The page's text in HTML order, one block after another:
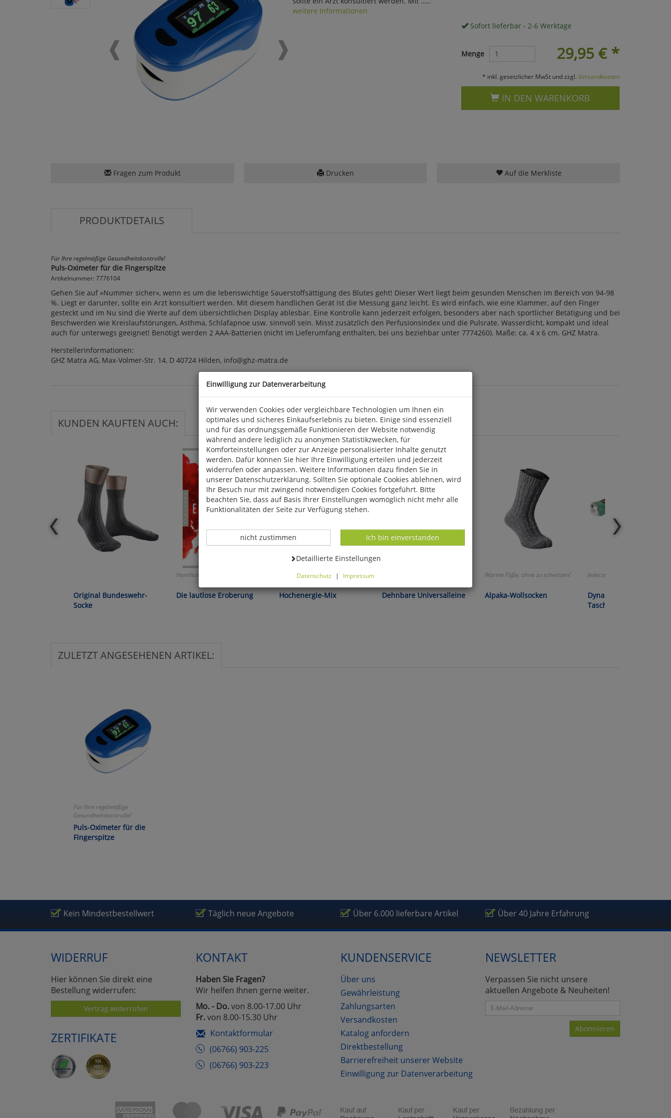
weitere Informationen
Sofort lieferbar - 2-6 Werktage
29,95 €*
Menge
* inkl. gesetzlicher MwSt und zzgl. Versandkosten
IN DEN WARENKORB
Fragen zum Produkt Drucken Auf die Merkliste
PRODUKTDETAILS
Für Ihre regelmäßige Gesundheitskontrolle!
Puls-Oximeter für die Fingerspitze
Artikelnummer: 7776104
Gehen Sie auf »Nummer sicher«, wenn es um die lebenswichtige Sauerstoffsättigung des Blutes geht! Dieser Wert liegt beim gesunden Menschen im Bereich von 94-98
%. Liegt er darunter, sollte ein Arzt konsultiert werden. Mit diesem handlichen Gerät ist die Messung ganz leicht. Es wird einfach, wie eine Klammer, auf den Finger
gesteckt und im Nu sind die Werte auf dem übersichtlichen Display ablesbar. Eine Kontrolle kann jederzeit erfolgen, besonders aber nach sportlicher Betätigung und bei
Beschwerden wie Kreislaufstörungen, Asthma, Schlafapnoe usw. sinnvoll sein. Misst zusätzlich den Perfusionsindex und die Pulsrate. Wasserdicht, kompakt und ideal
auch für unterwegs geeignet! Benötigt werden 2 AAA-Batterien (nicht im Lieferumfang enthalten, bei uns beziehbar unter 7774260). Maße: ca. 4 x 6 cm. GHZ Matra.
Herstellerinformationen:
GHZ Matra AG, Max-Volmer-Str. 14, D 40724 Hilden, info@ghz-matra.de
KUNDEN KAUFTEN AUCH:
Original Bundeswehr-
Socke
Hamilton/Ohlberg:
Die lautlose Eroberung
Jetzt schalenfrei!
Hochenergie-Mix Dehnbare Universalleine
Warme Füße, ohne zu schwitzen!
Alpaka-Wollsocken
Jederzeit einsatzbereit!
Dynamo-Solar-
Taschenlampe
ZULETZT ANGESEHENEN ARTIKEL:
Für Ihre regelmäßige
Gesundheitskontrolle!
Puls-Oximeter für die
Fingerspitze
Kein Mindestbestellwert Täglich neue Angebote Über 6.000 lieferbare Artikel Über 40 Jahre Erfahrung
WIDERRUF
Hier können Sie direkt eine
Bestellung widerrufen:
Vertrag widerrufen
ZERTIFIKATE
KONTAKT
Haben Sie Fragen?
Wir helfen Ihnen gerne weiter.
Mo. - Do.von 8.00-17.00 Uhr
Fr.von 8.00-15.30 Uhr
Kontaktformular
(06766) 903-225
(06766) 903-223
KUNDENSERVICE
Über uns
Gewährleistung
Zahlungsarten
Versandkosten
Katalog anfordern
Direktbestellung
Barrierefreiheit unserer Website
Einwilligung zur Datenverarbeitung
NEWSLETTER
Verpassen Sie nicht unsere
aktuellen Angebote & Neuheiten!
Abonnieren
Einwilligung zur Datenverarbeitung
Wir verwenden Cookies oder vergleichbare Technologien um Ihnen ein
optimales und sicheres Einkaufserlebnis zu bieten. Einige sind essenziell
und für das ordnungsgemäße Funktionieren der Website notwendig
während andere lediglich zu anonymen Statistikzwecken, für
Komforteinstellungen oder zur Anzeige personalisierter Inhalte genutzt
werden. Dafür können Sie hier Ihre Einwilligung erteilen und jederzeit
widerrufen oder anpassen. Weitere Informationen dazu finden Sie in
unserer Datenschutzerklärung. Sollten Sie optionale Cookies ablehnen, wird
Ihr Besuch nur mit zwingend notwendigen Cookies fortgeführt. Bitte
beachten Sie, dass auf Basis Ihrer Einstellungen womöglich nicht mehr alle
Funktionalitäten der Seite zur Verfügung stehen.
Datenverarbeitung -
Ich bin einverstanden
Datenverarbeitung -
nicht zustimmen
Datenverarbeitung -
Detaillierte Einstellungen
Datenschutz | Impressum
Cookies ablehnen, wird Ihr Besuch nur mit zwingend notwendigen Cookies